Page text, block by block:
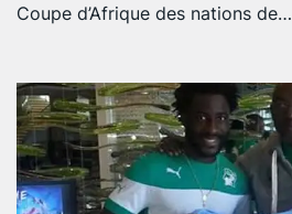
Coupe d’Afrique des nations de…